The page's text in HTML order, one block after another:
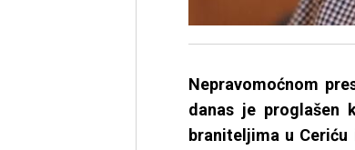
Nepravomoćnom
danas je proglašen
braniteljima u